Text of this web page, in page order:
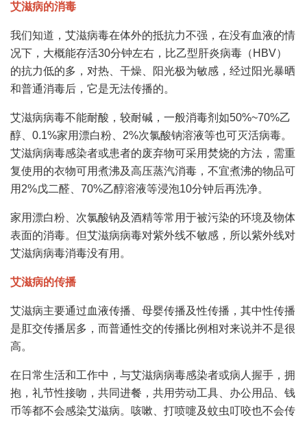
艾滋病的消毒
我们知道，艾滋病毒在体外的抵抗力不强，在没有血液的情
况下，大概能存活30分钟左右，比乙型肝炎病毒（HBV）
的抗力低的多，对热、干燥、阳光极为敏感，经过阳光暴晒
和普通消毒后，它是无法传播的。
艾滋病病毒不能耐酸，较耐碱，一般消毒剂如50%~70%乙
醇、0.1%家用漂白粉、2%次氯酸钠溶液等也可灭活病毒。
艾滋病病毒感染者或患者的废弃物可采用焚烧的方法，需重
复使用的衣物可用煮沸及高压蒸汽消毒，不宜煮沸的物品可
用2%戊二醛、70%乙醇溶液等浸泡10分钟后再洗净。
家用漂白粉、次氯酸钠及酒精等常用于被污染的环境及物体
表面的消毒。但艾滋病病毒对紫外线不敏感，所以紫外线对
艾滋病病毒消毒没有用。
艾滋病的传播
艾滋病主要通过血液传播、母婴传播及性传播，其中性传播
是肛交传播居多，而普通性交的传播比例相对来说并不是很
高。
在日常生活和工作中，与艾滋病病毒感染者或病人握手，拥
抱，礼节性接吻，共同进餐，共用劳动工具、办公用品、钱
币等都不会感染艾滋病。咳嗽、打喷嚏及蚊虫叮咬也不会传